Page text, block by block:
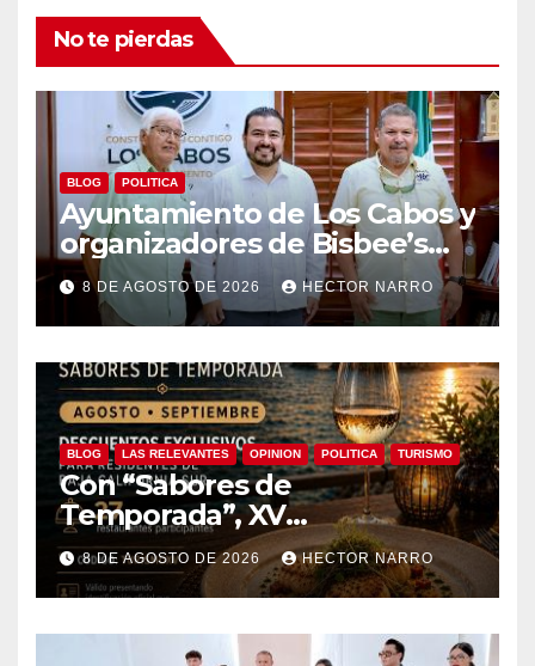
No te pierdas
BLOG POLITICA
Ayuntamiento de Los Cabos y
organizadores de Bisbee’s
coordinan acciones para
edición 2026
8 DE AGOSTO DE 2026 HECTOR NARRO
BLOG LAS RELEVANTES OPINION POLITICA TURISMO
Con “Sabores de
Temporada”, XV
Ayuntamiento de Los Cabos y
Canirac impulsan consumo
local con beneficios para
residentes de BCS
8 DE AGOSTO DE 2026 HECTOR NARRO